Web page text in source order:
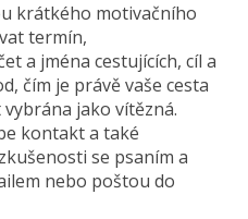
krátkého motivačního
termín,
a jména cestujících, cíl a
čím je právě vaše cesta
jako vítězná.
kontakt a také
se psaním a
nebo poštou do